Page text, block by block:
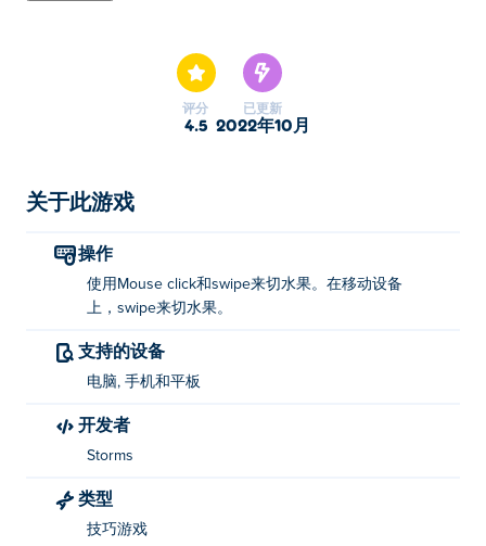
评分
4.5
已更新
2022年10月
关于此游戏
操作
使用Mouse click和swipe来切水果。在移动设备
上，swipe来切水果。
支持的设备
电脑, 手机和平板
开发者
Storms
类型
技巧游戏